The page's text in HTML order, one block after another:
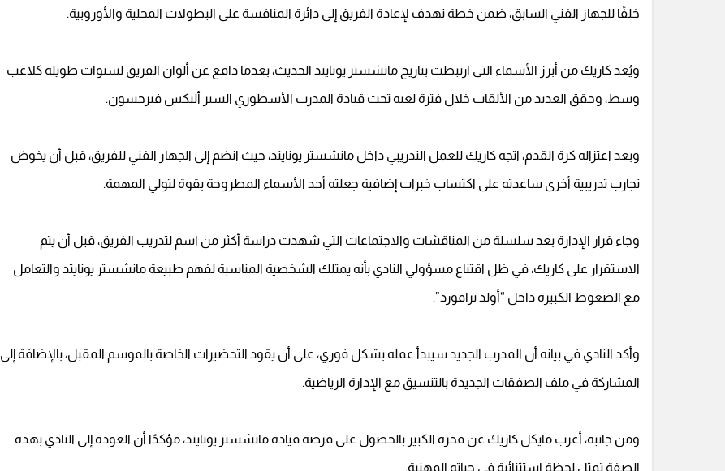
خلفًا للجهاز الفني السابق، ضمن خطة تهدف لإعادة الفريق إلى دائرة المنافسة على البطولات المحلية والأوروبية.
ويُعد كاريك من أبرز الأسماء التي ارتبطت بتاريخ مانشستر يونايتد الحديث، بعدما دافع عن ألوان الفريق لسنوات طويلة كلاعب
وسط، وحقق العديد من الألقاب خلال فترة لعبه تحت قيادة المدرب الأسطوري السير أليكس فيرجسون.
وبعد اعتزاله كرة القدم، اتجه كاريك للعمل التدريبي داخل مانشستر يونايتد، حيث انضم إلى الجهاز الفني للفريق، قبل أن يخوض
تجارب تدريبية أخرى ساعدته على اكتساب خبرات إضافية جعلته أحد الأسماء المطروحة بقوة لتولي المهمة.
وجاء قرار الإدارة بعد سلسلة من المناقشات والاجتماعات التي شهدت دراسة أكثر من اسم لتدريب الفريق، قبل أن يتم
الاستقرار على كاريك، في ظل اقتناع مسؤولي النادي بأنه يمتلك الشخصية المناسبة لفهم طبيعة مانشستر يونايتد والتعامل
مع الضغوط الكبيرة داخل “أولد ترافورد”.
وأكد النادي في بيانه أن المدرب الجديد سيبدأ عمله بشكل فوري، على أن يقود التحضيرات الخاصة بالموسم المقبل، بالإضافة إلى
المشاركة في ملف الصفقات الجديدة بالتنسيق مع الإدارة الرياضية.
ومن جانبه، أعرب مايكل كاريك عن فخره الكبير بالحصول على فرصة قيادة مانشستر يونايتد، مؤكدًا أن العودة إلى النادي بهذه
الصفة تمثل لحظة استثنائية في حياته المهنية.